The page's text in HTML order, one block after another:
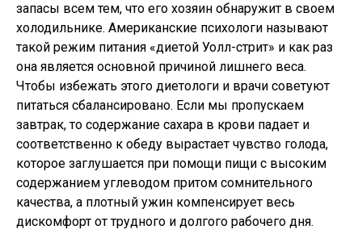
запасы всем тем, что его хозяин обнаружит в своем
холодильнике. Американские психологи называют
такой режим питания «диетой Уолл-стрит» и как раз
она является основной причиной лишнего веса.
Чтобы избежать этого диетологи и врачи советуют
питаться сбалансировано. Если мы пропускаем
завтрак, то содержание сахара в крови падает и
соответственно к обеду вырастает чувство голода,
которое заглушается при помощи пищи с высоким
содержанием углеводом притом сомнительного
качества, а плотный ужин компенсирует весь
дискомфорт от трудного и долгого рабочего дня.